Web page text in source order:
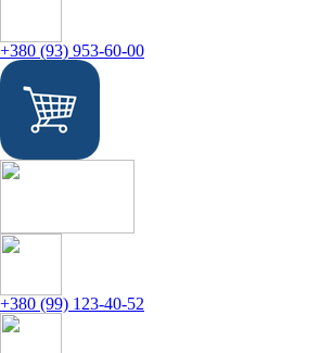
+380 (93) 953-60-00
+380 (99) 123-40-52